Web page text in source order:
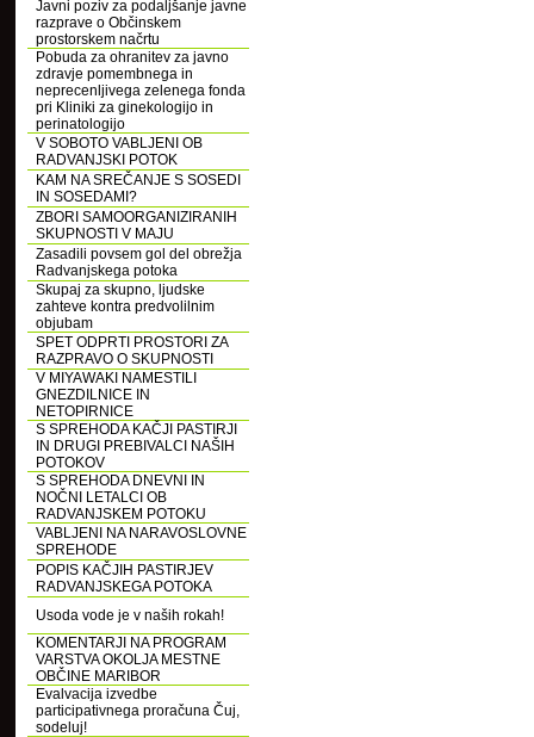
Javni poziv za podaljšanje javne
razprave o Občinskem
prostorskem načrtu
Pobuda za ohranitev za javno
zdravje pomembnega in
neprecenljivega zelenega fonda
pri Kliniki za ginekologijo in
perinatologijo
V SOBOTO VABLJENI OB
RADVANJSKI POTOK
KAM NA SREČANJE S SOSEDI
IN SOSEDAMI?
ZBORI SAMOORGANIZIRANIH
SKUPNOSTI V MAJU
Zasadili povsem gol del obrežja
Radvanjskega potoka
Skupaj za skupno, ljudske
zahteve kontra predvolilnim
objubam
SPET ODPRTI PROSTORI ZA
RAZPRAVO O SKUPNOSTI
V MIYAWAKI NAMESTILI
GNEZDILNICE IN
NETOPIRNICE
S SPREHODA KAČJI PASTIRJI
IN DRUGI PREBIVALCI NAŠIH
POTOKOV
S SPREHODA DNEVNI IN
NOČNI LETALCI OB
RADVANJSKEM POTOKU
VABLJENI NA NARAVOSLOVNE
SPREHODE
POPIS KAČJIH PASTIRJEV
RADVANJSKEGA POTOKA
Usoda vode je v naših rokah!
KOMENTARJI NA PROGRAM
VARSTVA OKOLJA MESTNE
OBČINE MARIBOR
Evalvacija izvedbe
participativnega proračuna Čuj,
sodeluj!